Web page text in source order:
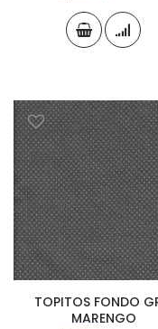
TOPITOS FONDO
MARENGO